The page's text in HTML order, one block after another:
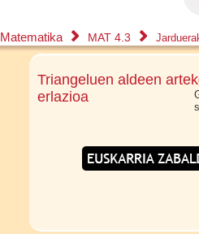
Matematika MAT 4.3
Triangeluen aldeen
erlazioa